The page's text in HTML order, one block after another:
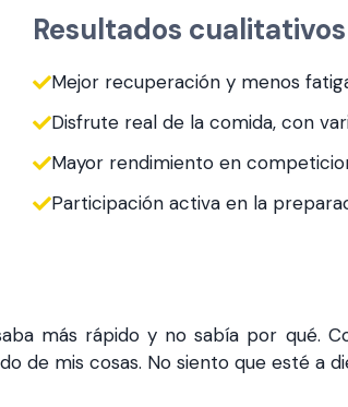
Resultados cualitativos
Mejor recuperación y menos
Disfrute real de la comida, con
Mayor rendimiento en
Participación activa en la
más rápido y no sabía por qué.
de mis cosas. No siento que esté a